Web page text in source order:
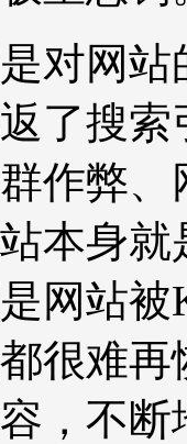
网站
了搜
作弊
本身
网站
很难
，不